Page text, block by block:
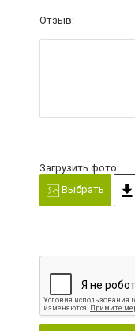
Отзыв:
Загрузить фото:
Выбрать